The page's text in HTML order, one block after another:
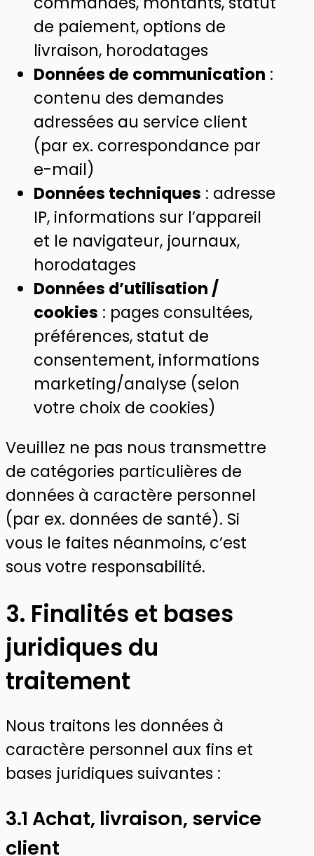
de paiement, options de
livraison, horodatages
Données de communication :
contenu des demandes
adressées au service client
(par ex. correspondance par
e-mail)
Données techniques : adresse
IP, informations sur l’appareil
et le navigateur, journaux,
horodatages
Données d’utilisation /
cookies : pages consultées,
préférences, statut de
consentement, informations
marketing/analyse (selon
votre choix de cookies)
Veuillez ne pas nous transmettre
de catégories particulières de
données à caractère personnel
(par ex. données de santé). Si
vous le faites néanmoins, c’est
sous votre responsabilité.
3. Finalités et bases
juridiques du
traitement
Nous traitons les données à
caractère personnel aux fins et
bases juridiques suivantes :
3.1 Achat, livraison, service
client